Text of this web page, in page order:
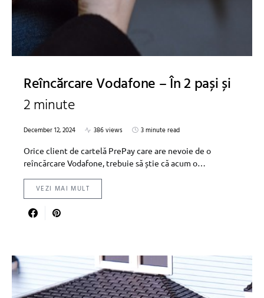
Reîncărcare Vodafone – În 2 pași și
2 minute
December 12, 2024 386 views
3 minute read
Orice client de cartelă PrePay care are nevoie de o
reîncărcare Vodafone, trebuie să știe că acum o…
VEZI MAI MULT